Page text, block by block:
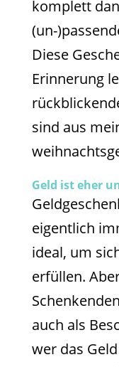
komplett
(un-
Diese
Erinnerung
sind aus
Geld ist eher
eigentlich
ideal, um
erfüllen.
auch als
wer das